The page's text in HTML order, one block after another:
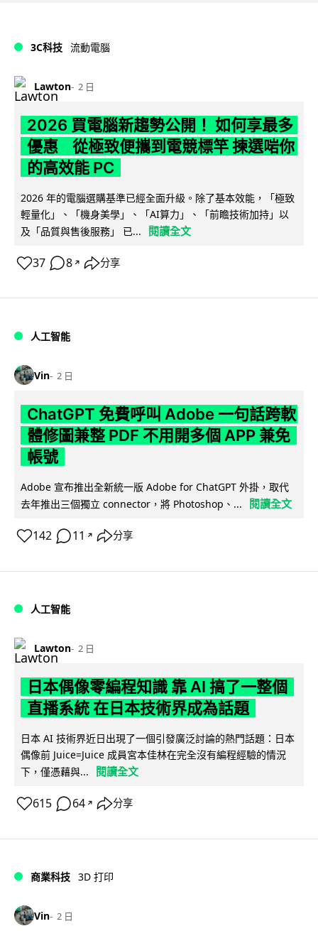
3C科技 流動電腦
Lawton 2 日
2026 買電腦新趨勢公開！ 如何享最多
優惠 從極致便攜到電競標竿 揀選啱你
的高效能 PC
2026 年的電腦選購基準已經全面升級。除了基本效能，「極致
輕量化」、「機身美學」、「AI算力」、「前瞻技術加持」以
及「品質與售後服務」 已...
閱讀全文
37 8 ↗ 分享
人工智能
Vin 2 日
ChatGPT 免費呼叫 Adobe 一句話跨軟
體修圖兼整 PDF 不用開多個 APP 兼免
帳號
Adobe 宣布推出全新統一版 Adobe for ChatGPT 外掛，取代
去年推出三個獨立 connector，將 Photoshop、...
閱讀全文
142 11 ↗ 分享
人工智能
Lawton 2 日
日本偶像零編程知識 靠 AI 搞了一整個
直播系統 在日本技術界成為話題
日本 AI 技術界近日出現了一個引發廣泛討論的熱門話題：日本
偶像前 Juice=Juice 成員宮本佳林在完全沒有編程經驗的情況
下，僅憑藉與...
閱讀全文
615 64 ↗ 分享
商業科技 3D 打印
Vin 2 日